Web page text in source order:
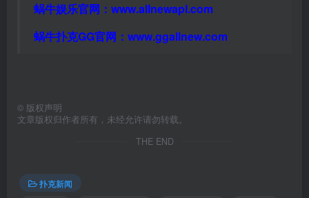
蜗牛娱乐官网： www.allnewapl.com
蜗牛扑克GG官网： www.ggallnew.com
© 版权声明
文章版权归作者所有，未经允许请勿转载。
THE END
扑克新闻